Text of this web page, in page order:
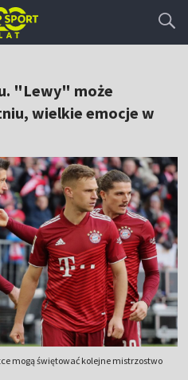
"Lewy" może
wielkie emocje w
mogą świętować kolejne mistrzostwo